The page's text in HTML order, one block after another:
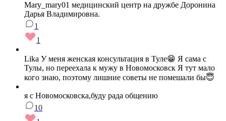
Mary_mary01 медицинский центр на дружбе Доронина
Дарья Владимировна.
1
1
Lika У меня женская консультация в Туле😁 Я сама с
Тулы, но переехала к мужу в Новомосковск Я тут мало
кого знаю, поэтому лишние советы не помешали бы😇
я с Новомосковска,буду рада общению
10